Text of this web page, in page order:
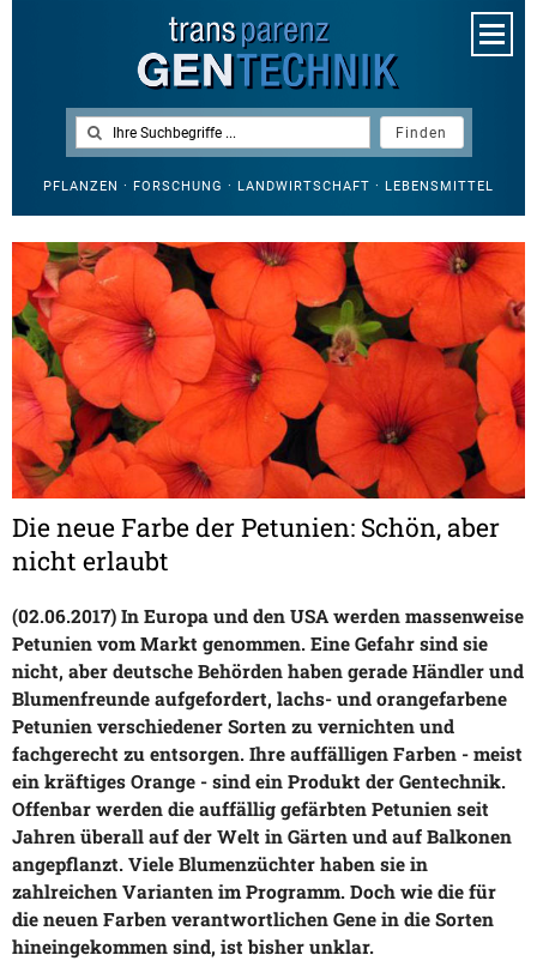
PFLANZEN · FORSCHUNG · LANDWIRTSCHAFT · LEBENSMITTEL
Die neue Farbe der Petunien: Schön, aber
nicht erlaubt
(02.06.2017) In Europa und den USA werden massenweise
Petunien vom Markt genommen. Eine Gefahr sind sie
nicht, aber deutsche Behörden haben gerade Händler und
Blumenfreunde aufgefordert, lachs- und orangefarbene
Petunien verschiedener Sorten zu vernichten und
fachgerecht zu entsorgen. Ihre auffälligen Farben - meist
ein kräftiges Orange - sind ein Produkt der Gentechnik.
Offenbar werden die auffällig gefärbten Petunien seit
Jahren überall auf der Welt in Gärten und auf Balkonen
angepflanzt. Viele Blumenzüchter haben sie in
zahlreichen Varianten im Programm. Doch wie die für
die neuen Farben verantwortlichen Gene in die Sorten
hineingekommen sind, ist bisher unklar.